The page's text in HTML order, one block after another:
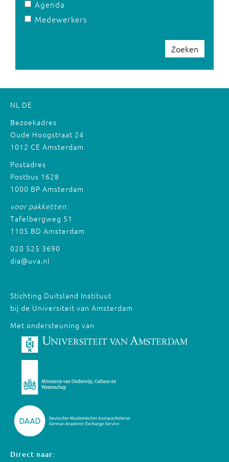
Agenda
Medewerkers
Zoeken
NL DE
Bezoekadres
Oude Hoogstraat 24
1012 CE Amsterdam
Postadres
Postbus 1628
1000 BP Amsterdam
voor pakketten:
Tafelbergweg 51
1105 BD Amsterdam
020 525 3690
dia@uva.nl
Stichting Duitsland Instituut
bij de Universiteit van Amsterdam
Met ondersteuning van
Direct naar: